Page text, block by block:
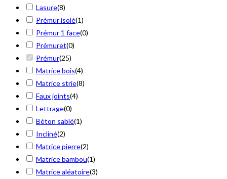
Lasure(8)
Prémur isolé(1)
Prémur 1 face(0)
Prémuret(0)
Prémur(25)
Matrice bois(4)
Matrice strie(8)
Faux joints(4)
Lettrage(0)
Béton sablé(1)
Incliné(2)
Matrice pierre(2)
Matrice bambou(1)
Matrice aléatoire(3)